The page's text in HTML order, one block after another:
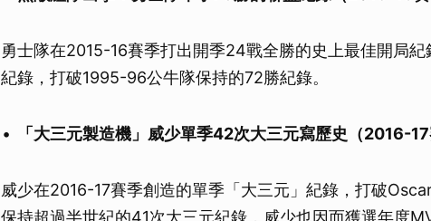
勇士隊在2015-16賽季打出開季24戰全勝的史上最佳開局
紀錄，打破1995-96公牛隊保持的72勝紀錄。
「大三元製造機」威少單季42次大三元寫歷史（2016-17
威少在2016-17賽季創造的單季「大三元」紀錄，打破
保持超過半世紀的41次大三元紀錄，威少也因而獲選年度